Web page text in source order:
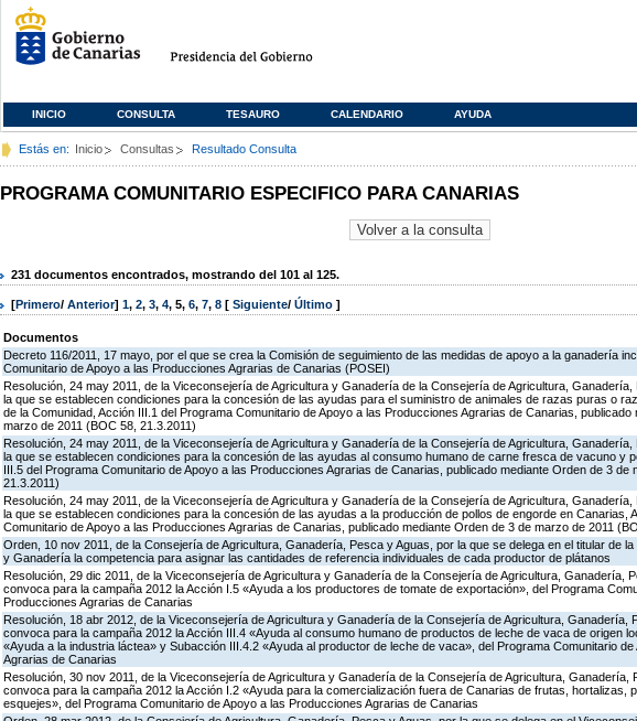
INICIO CONSULTA TESAURO CALENDARIO AYUDA
Estás en: Inicio Consultas Resultado Consulta
PROGRAMA COMUNITARIO ESPECIFICO PARA CANARIAS
231 documentos encontrados, mostrando del 101 al 125.
[Primero/ Anterior] 1, 2, 3, 4, 5, 6, 7, 8 [ Siguiente/ Último ]
Documentos
Decreto 116/2011, 17 mayo, por el que se crea la Comisión de seguimiento de las medidas de apoyo a la ganadería
Comunitario de Apoyo a las Producciones Agrarias de Canarias (POSEI)
Resolución, 24 may 2011, de la Viceconsejería de Agricultura y Ganadería de la Consejería de Agricultura,
la que se establecen condiciones para la concesión de las ayudas para el suministro de animales de razas puras o
de la Comunidad, Acción III.1 del Programa Comunitario de Apoyo a las Producciones Agrarias de Canarias, publicado
marzo de 2011 (BOC 58, 21.3.2011)
Resolución, 24 may 2011, de la Viceconsejería de Agricultura y Ganadería de la Consejería de Agricultura,
la que se establecen condiciones para la concesión de las ayudas al consumo humano de carne fresca de vacuno y
III.5 del Programa Comunitario de Apoyo a las Producciones Agrarias de Canarias, publicado mediante Orden de 3 de
21.3.2011)
Resolución, 24 may 2011, de la Viceconsejería de Agricultura y Ganadería de la Consejería de Agricultura,
la que se establecen condiciones para la concesión de las ayudas a la producción de pollos de engorde en Canarias,
Comunitario de Apoyo a las Producciones Agrarias de Canarias, publicado mediante Orden de 3 de marzo de 2011
Orden, 10 nov 2011, de la Consejería de Agricultura, Ganadería, Pesca y Aguas, por la que se delega en el titular de
y Ganadería la competencia para asignar las cantidades de referencia individuales de cada productor de plátanos
Resolución, 29 dic 2011, de la Viceconsejería de Agricultura y Ganadería de la Consejería de Agricultura, Ganadería,
convoca para la campaña 2012 la Acción I.5 «Ayuda a los productores de tomate de exportación», del Programa
Producciones Agrarias de Canarias
Resolución, 18 abr 2012, de la Viceconsejería de Agricultura y Ganadería de la Consejería de Agricultura, Ganadería,
convoca para la campaña 2012 la Acción III.4 «Ayuda al consumo humano de productos de leche de vaca de origen
«Ayuda a la industria láctea» y Subacción III.4.2 «Ayuda al productor de leche de vaca», del Programa Comunitario
Agrarias de Canarias
Resolución, 30 nov 2011, de la Viceconsejería de Agricultura y Ganadería de la Consejería de Agricultura, Ganadería,
convoca para la campaña 2012 la Acción I.2 «Ayuda para la comercialización fuera de Canarias de frutas, hortalizas,
esquejes», del Programa Comunitario de Apoyo a las Producciones Agrarias de Canarias